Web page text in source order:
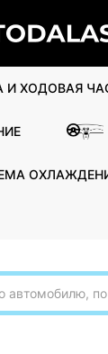
И ХОДОВАЯ